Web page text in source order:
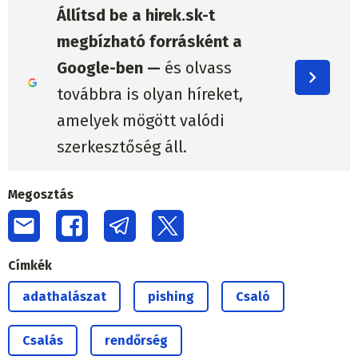
Állítsd be a hirek.sk-t
megbízható forrásként a
Google-ben — és olvass
továbbra is olyan híreket,
amelyek mögött valódi
szerkesztőség áll.
Megosztás
Címkék
adathalászat pishing Csaló
Csalás rendőrség